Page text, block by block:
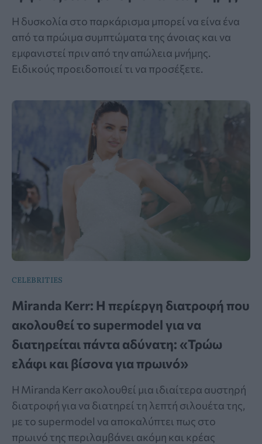
Η δυσκολία στο παρκάρισμα μπορεί να είνα ένα
από τα πρώιμα συμπτώματα της άνοιας και να
εμφανιστεί πριν από την απώλεια μνήμης.
Ειδικούς προειδοποιεί τι να προσέξετε.
CELEBRITIES
Miranda Kerr: Η περίεργη διατροφή που
ακολουθεί το supermodel για να
διατηρείται πάντα αδύνατη: «Τρώω
ελάφι και βίσονα για πρωινό»
Η Miranda Kerr ακολουθεί μια ιδιαίτερα αυστηρή
διατροφή για να διατηρεί τη λεπτή σιλουέτα της,
με το supermodel να αποκαλύπτει πως στο
πρωινό της περιλαμβάνει ακόμη και κρέας